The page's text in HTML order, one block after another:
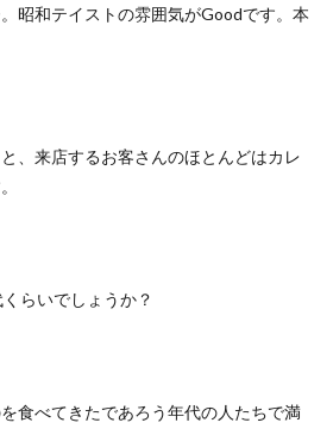
昭和テイストの雰囲気がGoodです。本
、来店するお客さんのほとんどはカレ
らいでしょうか？
食べてきたであろう年代の人たちで満